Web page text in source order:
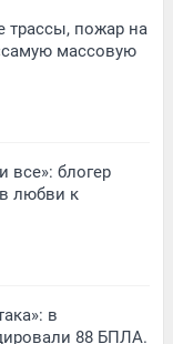
трассы, пожар на
массовую
все»: блогер
любви к
в
88 БПЛА.